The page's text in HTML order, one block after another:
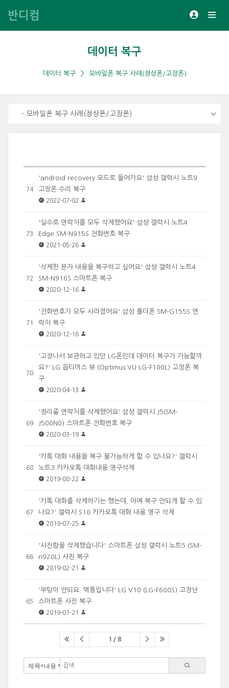
반디컴
데이터 복구
데이터 복구 모바일폰 복구 사례(정상폰/고장폰)
- 모바일폰 복구 사례(정상폰/고장폰)
74
'android recovery 모드로 들어가요' 삼성 갤럭시 노트9
고장폰 수리 복구
2022-07-02
73
'실수로 연락처를 모두 삭제했어요' 삼성 갤럭시 노트4
Edge SM-N915S 전화번호 복구
2021-05-26
72
'삭제한 문자 내용을 복구하고 싶어요' 삼성 갤럭시 노트4
SM-N916S 스마트폰 복구
2020-12-16
71
'전화번호가 모두 사라졌어요' 삼성 폴더폰 SM-G155S 연
락처 복구
2020-12-16
70
'고장나서 보관하고 있던 LG폰인데 데이터 복구가 가능할까
요?' LG 옵티머스 뷰 (Optimus VU LG-F100L) 고장폰 복
구
2020-04-13
69
'정리중 연락처를 삭제했어요' 삼성 갤럭시 J5(SM-
J500N0) 스마트폰 전화번호 복구
2020-03-19
68
'카톡 대화 내용을 복구 불가능하게 할 수 있나요?' 갤럭시
노트3 카카오톡 대화내용 영구삭제
2019-08-22
67
'카톡 대화를 삭제하기는 했는데, 아예 복구 안되게 할 수 있
나요?' 갤럭시 S10 카카오톡 대화 내용 영구 삭제
2019-07-25
66
'사진함을 삭제했습니다' 스마트폰 삼성 갤럭시 노트5 (SM-
n920L) 사진 복구
2019-02-21
65
'부팅이 안되요. 먹통입니다' LG V10 (LG-F600S) 고장난
스마트폰 사진 복구
2019-01-21
1 / 8